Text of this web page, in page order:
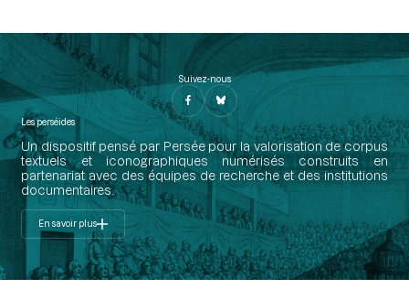
Suivez-nous
Les perséides
Un dispositif pensé par Persée pour la valorisation de corpus
textuels et iconographiques numérisés construits en
partenariat avec des équipes de recherche et des institutions
documentaires.
En savoir plus